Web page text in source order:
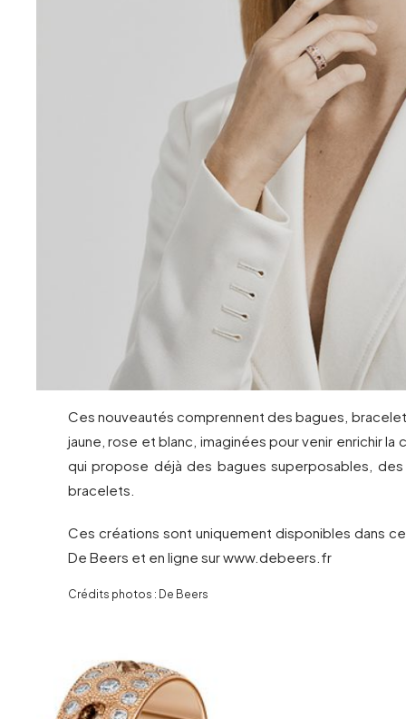
Ces nouveautés comprennent des bagues,
jaune, rose et blanc, imaginées pour venir enrichir la
qui propose déjà des bagues superposables,
bracelets.
Ces créations sont uniquement disponibles dans
De Beers et en ligne sur www.debeers.fr
Crédits photos : De Beers